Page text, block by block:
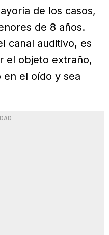
de los casos,
de 8 años.
canal auditivo, es
el objeto extraño,
el oído y sea